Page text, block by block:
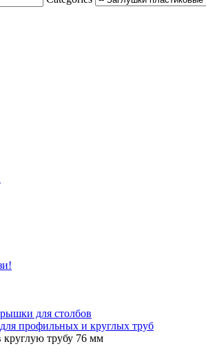
для столбов
профильных и круглых труб
круглую трубу 76 мм